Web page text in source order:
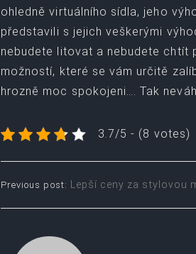
ohledně virtuálního sídla, jeho
představili s jejich veškerými
nebudete litovat a nebudete chtít
možností, které se vám určitě
hrozně moc spokojeni…. Tak
3.7/5 - (8 votes)
Post
navigation
Previous post: Lepší ceny za stylovou